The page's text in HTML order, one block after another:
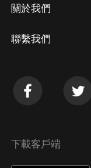
關於我們
聯繫我們
下載客戶端